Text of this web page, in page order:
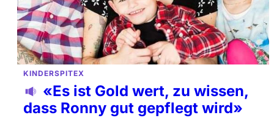
KINDERSPITEX
«Es ist Gold wert, zu wissen,
dass Ronny gut gepflegt wird»